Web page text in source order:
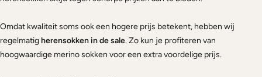
Omdat kwaliteit soms ook een hogere prijs betekent, hebben wij
regelmatigherensokken in de sale. Zo kun je profiteren van
hoogwaardige merino sokken voor een extra voordelige prijs.